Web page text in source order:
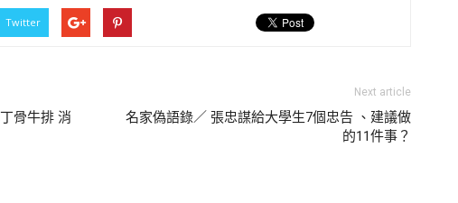
Twitter
骨牛排 消
Next article
名家偽語錄／ 張忠謀給大學生7個忠告 、建議做
的11件事？